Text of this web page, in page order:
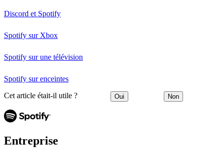
Discord et Spotify
Spotify sur Xbox
Spotify sur une télévision
Spotify sur enceintes
Cet article était-il utile ? Oui Non
Entreprise